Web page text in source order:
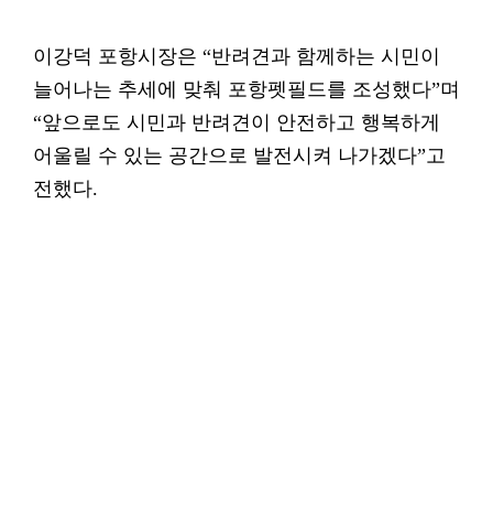
이강덕 포항시장은 “반려견과 함께하는 시민이
늘어나는 추세에 맞춰 포항펫필드를 조성했다”며
“앞으로도 시민과 반려견이 안전하고 행복하게
어울릴 수 있는 공간으로 발전시켜 나가겠다”고
전했다.